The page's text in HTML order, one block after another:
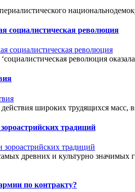
социалистическая революция
революция
широких трудящихся масс,
традиций
древних и культурно значимых
по контракту?